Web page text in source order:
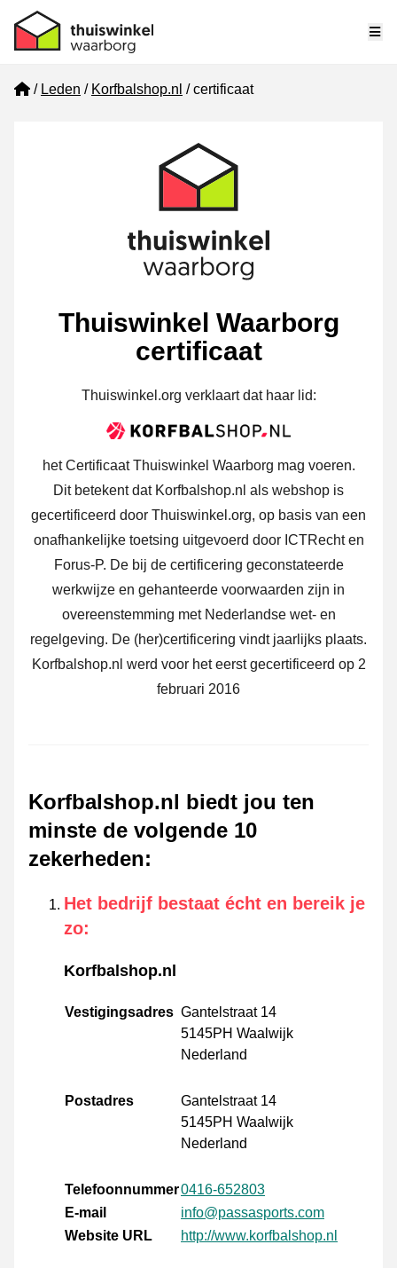
Home
Leden Korfbalshop.nl certificaat
Thuiswinkel Waarborg
certificaat
Thuiswinkel.org verklaart dat haar lid:
het Certificaat Thuiswinkel Waarborg mag voeren.
Dit betekent dat Korfbalshop.nl als webshop is
gecertificeerd door Thuiswinkel.org, op basis van een
onafhankelijke toetsing uitgevoerd door ICTRecht en
Forus-P. De bij de certificering geconstateerde
werkwijze en gehanteerde voorwaarden zijn in
overeenstemming met Nederlandse wet- en
regelgeving. De (her)certificering vindt jaarlijks plaats.
Korfbalshop.nl werd voor het eerst gecertificeerd op 2
februari 2016
Korfbalshop.nl biedt jou ten
minste de volgende 10
zekerheden:
Het bedrijf bestaat écht en bereik je
zo:
Korfbalshop.nl
Vestigingsadres Gantelstraat 14
5145PH Waalwijk
Nederland
Postadres
Gantelstraat 14
5145PH Waalwijk
Nederland
Telefoonnummer0416-652803
E-mail
info@passasports.com
Website URL
http://www.korfbalshop.nl